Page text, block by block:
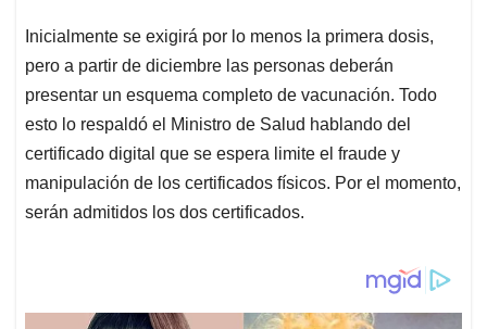
Inicialmente se exigirá por lo menos la primera dosis,
pero a partir de diciembre las personas deberán
presentar un esquema completo de vacunación. Todo
esto lo respaldó el Ministro de Salud hablando del
certificado digital que se espera limite el fraude y
manipulación de los certificados físicos. Por el momento,
serán admitidos los dos certificados.